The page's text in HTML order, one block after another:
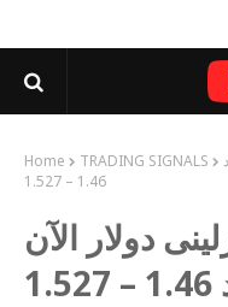
Home TRADING SIGNALS
1.46 – 1.527
دولار الآن